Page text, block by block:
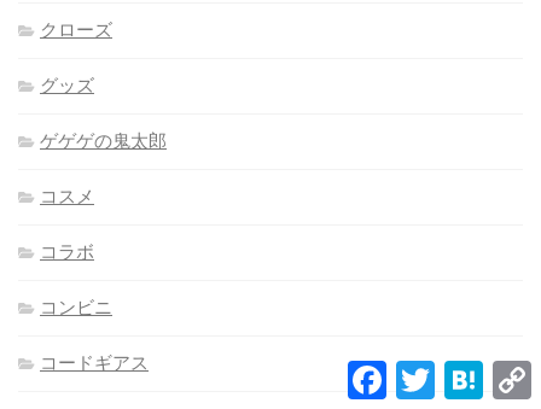
クローズ
グッズ
ゲゲゲの鬼太郎
コスメ
コラボ
コンビニ
コードギアス FacebookTwitter Hatena